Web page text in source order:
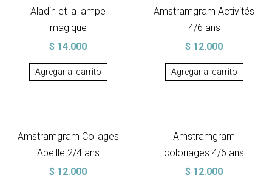
Aladin et la lampe
magique
$ 14.000
Agregar al carrito
Amstramgram Activités
4/6 ans
$ 12.000
Agregar al carrito
Amstramgram Collages
Abeille 2/4 ans
$ 12.000
Amstramgram
coloriages 4/6 ans
$ 12.000